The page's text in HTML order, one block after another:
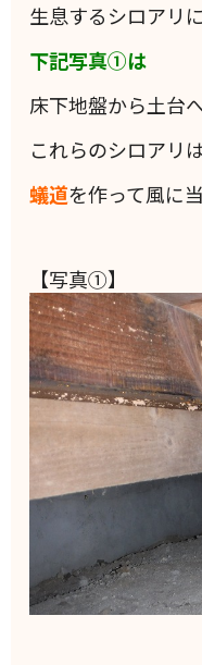
生息するシロアリ
下記写真①は
床下地盤から土台
これらのシロアリ
蟻道を作って風に
【写真①】